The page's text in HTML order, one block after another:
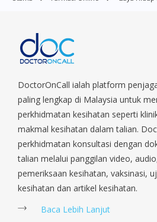
Village, Clementi Park, Dairy Farm,
Parade, Marina, Macpherson,
Orchard, Pasir Ris, Punggol, Potong
Sengkang, Serangoon, Serangoon
Payoh, Tanjong Pagar, Telok
Tengah, Upper East Coast, Upper
Woodlands, West Coast, Yishun, Yio
DoctorOnCall ialah platform
paling lengkap di Malaysia untuk
perkhidmatan kesihatan seperti
makmal kesihatan dalam talian.
perkhidmatan konsultasi dengan
talian melalui panggilan video,
pemeriksaan kesihatan, vaksinasi,
kesihatan dan artikel kesihatan.
Baca Lebih Lanjut